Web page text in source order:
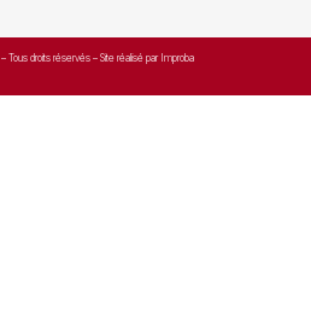
– Tous droits réservés – Site réalisé par Improba